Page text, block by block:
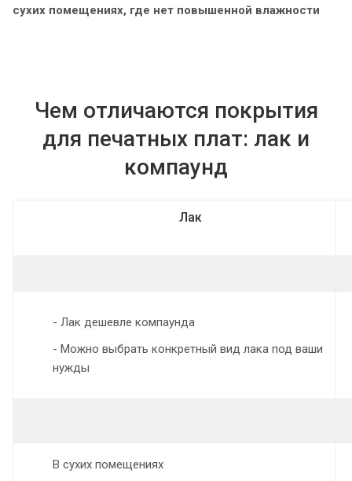
сухих помещениях, где нет повышенной влажности
Чем отличаются покрытия
для печатных плат: лак и
компаунд
Лак
- Лак дешевле компаунда
- Можно выбрать конкретный вид лака под ваши
нужды
В сухих помещениях